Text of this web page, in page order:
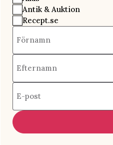
Antik & Auktion
Recept.se
Förnamn
Efternamn
E-post